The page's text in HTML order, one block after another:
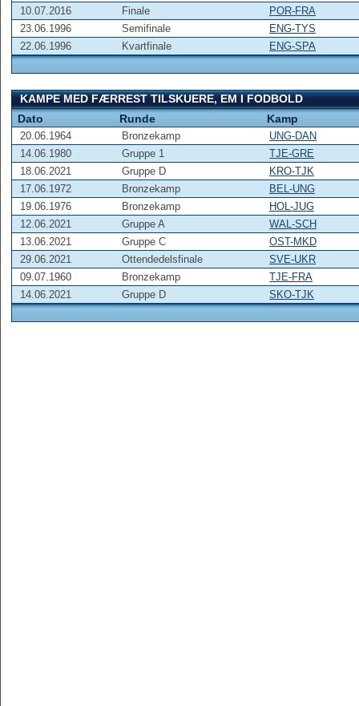
10.07.2016
Finale
POR-FRA
23.06.1996
Semifinale
ENG-TYS
22.06.1996
Kvartfinale ENG-SPA
KAMPE MED FÆRREST TILSKUERE, EM I FODBOLD
Dato
Runde Kamp
20.06.1964 Bronzekamp
UNG-DAN
14.06.1980
Gruppe 1
TJE-GRE
18.06.2021
Gruppe D
KRO-TJK
17.06.1972
Bronzekamp
BEL-UNG
19.06.1976
Bronzekamp
HOL-JUG
12.06.2021
Gruppe A
WAL-SCH
13.06.2021
Gruppe C
OST-MKD
29.06.2021
Ottendedelsfinale
SVE-UKR
09.07.1960
Bronzekamp
TJE-FRA
14.06.2021
Gruppe D SKO-TJK